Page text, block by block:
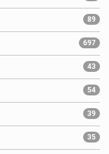
89
697
43
54
39
35